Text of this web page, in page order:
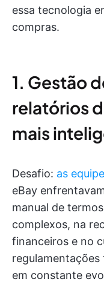
essa tecnologia
compras.
1. Gestão
relatórios
mais
Desafio: as
eBay
manual de
complexos, na
financeiros e no
regulamentações
em constante